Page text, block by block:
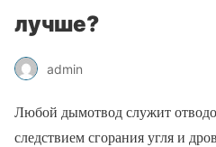
лучше?
admin
Любой дымотвод служит
следствием сгорания угля и